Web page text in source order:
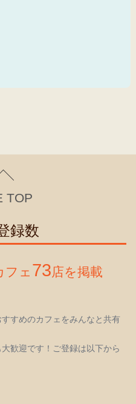
TOP
録数
フェ 73店を掲載
すめのカフェをみんなと共有
歓迎です！ご登録は以下から